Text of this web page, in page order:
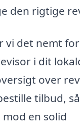
den rigtige
vi det nemt
i dit
over
tilbud,
en solid